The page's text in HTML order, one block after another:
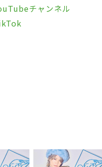
チャンネル